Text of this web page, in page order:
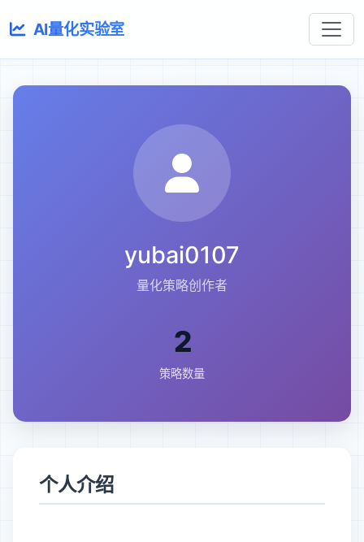
AI量化实验室
yubai0107
量化策略创作者
2
策略数量
个人介绍